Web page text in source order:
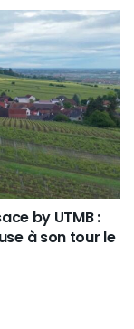
by UTMB :
à son tour le